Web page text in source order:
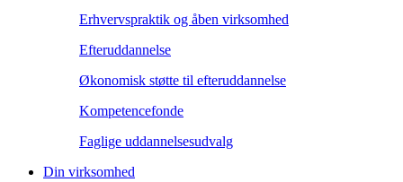
Erhvervspraktik og åben virksomhed
Efteruddannelse
Økonomisk støtte til efteruddannelse
Kompetencefonde
Faglige uddannelsesudvalg
Din virksomhed